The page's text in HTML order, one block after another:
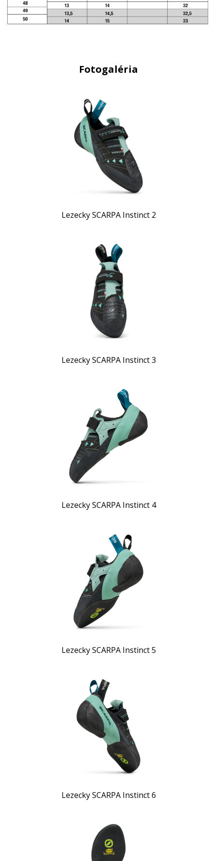
Fotogaléria
Lezecky SCARPA Instinct 2
Lezecky SCARPA Instinct 3
Lezecky SCARPA Instinct 4
Lezecky SCARPA Instinct 5
Lezecky SCARPA Instinct 6